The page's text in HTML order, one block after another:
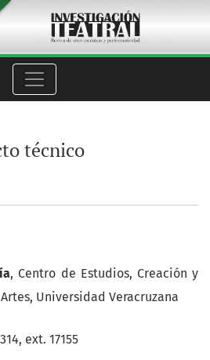
técnico
técnico
, Centro de Estudios, Creación y
Universidad Veracruzana
ext. 17155